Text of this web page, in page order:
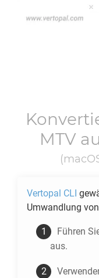
MTV
Vertopal CLI
Umwandlung von
Führen
aus.